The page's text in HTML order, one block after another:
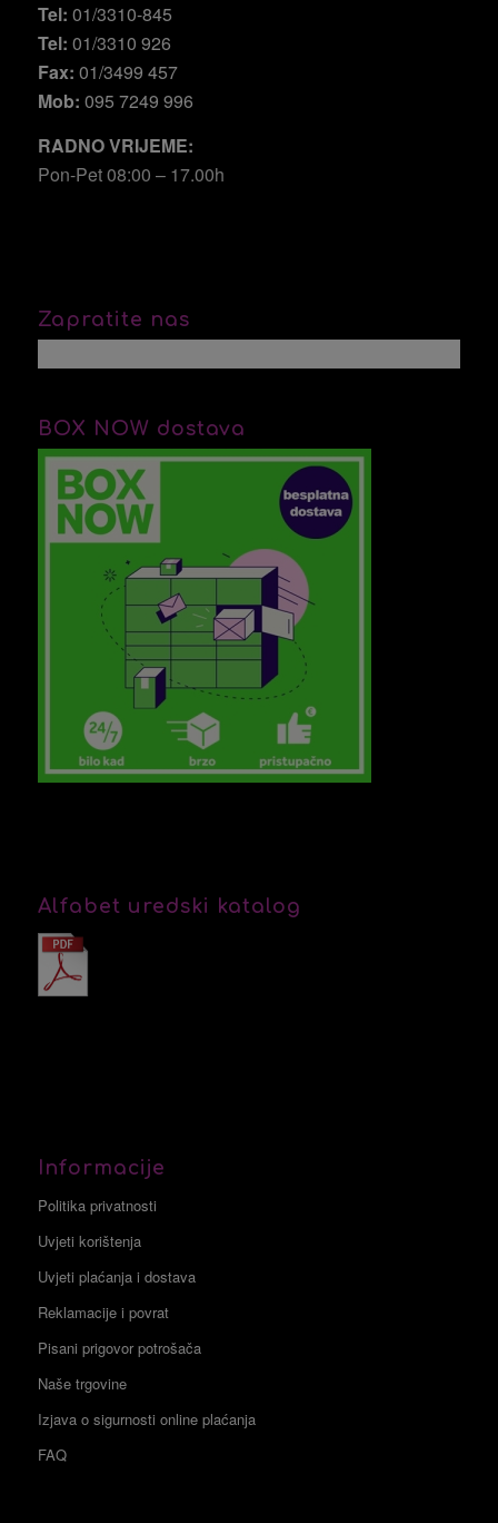
Tel: 01/3310-845
Tel: 01/3310 926
Fax: 01/3499 457
Mob: 095 7249 996
RADNO VRIJEME:
Pon-Pet 08:00 – 17.00h
Zapratite nas
BOX NOW dostava
Alfabet uredski katalog
Informacije
Politika privatnosti
Uvjeti korištenja
Uvjeti plaćanja i dostava
Reklamacije i povrat
Pisani prigovor potrošača
Naše trgovine
Izjava o sigurnosti online plaćanja
FAQ